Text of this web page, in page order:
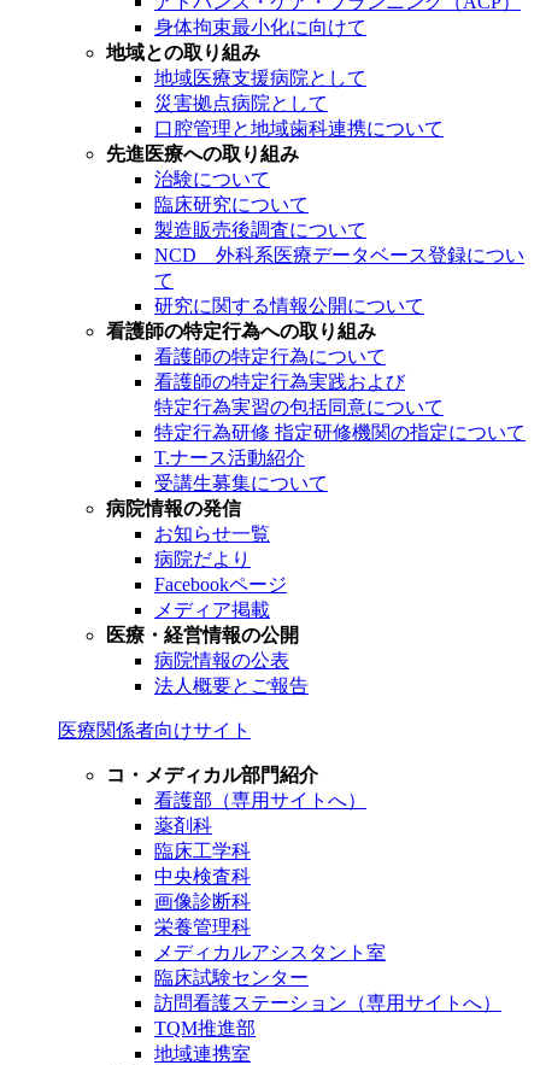
身体拘束最小化に向けて
地域との取り組み
地域医療支援病院として
災害拠点病院として
口腔管理と地域歯科連携について
先進医療への取り組み
治験について
臨床研究について
製造販売後調査について
NCD 外科系医療データベース登録につい
て
研究に関する情報公開について
看護師の特定行為への取り組み
看護師の特定行為について
看護師の特定行為実践および
特定行為実習の包括同意について
特定行為研修 指定研修機関の指定について
T.ナース活動紹介
受講生募集について
病院情報の発信
お知らせ一覧
病院だより
Facebookページ
メディア掲載
医療・経営情報の公開
病院情報の公表
法人概要とご報告
医療関係者向けサイト
コ・メディカル部門紹介
看護部（専用サイトへ）
薬剤科
臨床工学科
中央検査科
画像診断科
栄養管理科
メディカルアシスタント室
臨床試験センター
訪問看護ステーション（専用サイトへ）
TQM推進部
地域連携室